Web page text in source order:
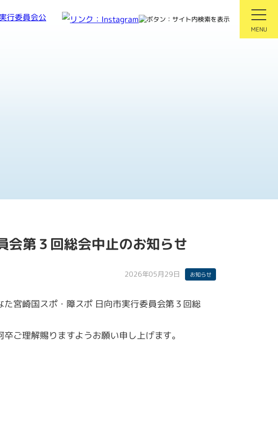
なれ
ーツ大会
スポーツ大会
MENU
会第３回総会中止のお知らせ
2026年05月29日 お知らせ
宮崎国スポ・障スポ 日向市実行委員会第３回総
ご理解賜りますようお願い申し上げます。